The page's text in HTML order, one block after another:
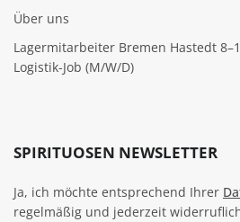
Über uns
Lagermitarbeiter Bremen Hastedt
Logistik-Job (M/W/D)
SPIRITUOSEN NEWSLETTER
Ja, ich möchte entsprechend Ihrer
regelmäßig und jederzeit